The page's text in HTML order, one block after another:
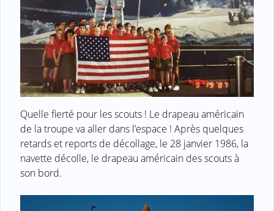
Quelle fierté pour les scouts ! Le drapeau américain
de la troupe va aller dans l’espace ! Après quelques
retards et reports de décollage, le 28 janvier 1986, la
navette décolle, le drapeau américain des scouts à
son bord.